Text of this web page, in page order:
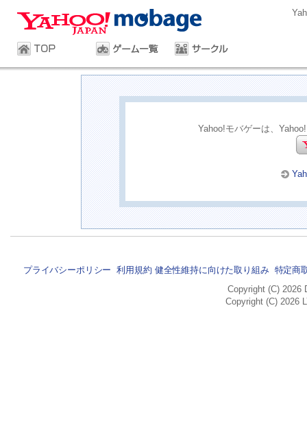
Yahoo!モバゲーは、
プライバシーポリシー 利用規約 健全性維持に向けた取り組み 特定商
Copyright (C) 2026
Copyright (C) 2026